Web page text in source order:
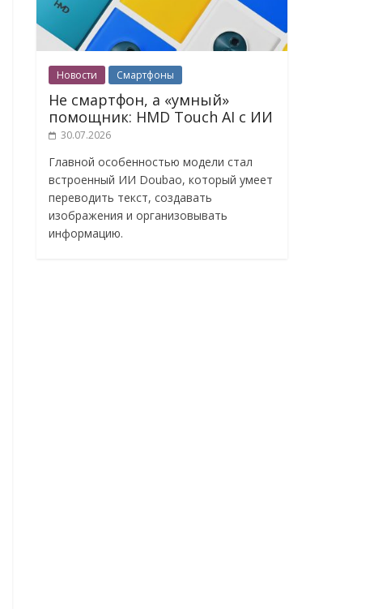
Новости Смартфоны
Не смартфон, а «умный»
помощник: HMD Touch AI с ИИ
30.07.2026
Главной особенностью модели стал
встроенный ИИ Doubao, который умеет
переводить текст, создавать
изображения и организовывать
информацию.